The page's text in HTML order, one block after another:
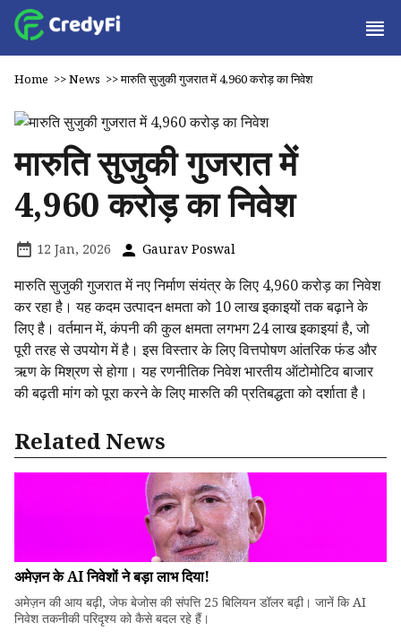
Home >>News >>मारुति सुजुकी गुजरात में ₹4,960 करोड़ का निवेश
मारुति सुजुकी गुजरात में
₹4,960 करोड़ का निवेश
12 Jan, 2026 Gaurav Poswal
मारुति सुजुकी गुजरात में नए निर्माण संयंत्र के लिए ₹4,960 करोड़ का निवेश
कर रहा है। यह कदम उत्पादन क्षमता को 10 लाख इकाइयों तक बढ़ाने के
लिए है। वर्तमान में, कंपनी की कुल क्षमता लगभग 24 लाख इकाइयां है, जो
पूरी तरह से उपयोग में है। इस विस्तार के लिए वित्तपोषण आंतरिक फंड और
ऋण के मिश्रण से होगा। यह रणनीतिक निवेश भारतीय ऑटोमोटिव बाजार
की बढ़ती मांग को पूरा करने के लिए मारुति की प्रतिबद्धता को दर्शाता है।
Related News
अमेज़न के AI निवेशों ने बड़ा लाभ दिया!
अमेज़न की आय बढ़ी, जेफ बेजोस की संपत्ति 25 बिलियन डॉलर बढ़ी। जानें कि AI
निवेश तकनीकी परिदृश्य को कैसे बदल रहे हैं।